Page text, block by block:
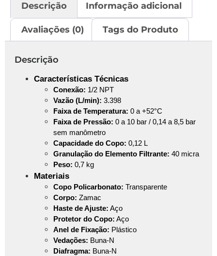
Descrição Informação adicional
Avaliações (0) Tags do Produto
Descrição
Características Técnicas
Conexão: 1/2 NPT
Vazão (L/min): 3.398
Faixa de Temperatura: 0 a +52°C
Faixa de Pressão: 0 a 10 bar / 0,14 a 8,5 bar
sem manômetro
Capacidade do Copo: 0,12 L
Granulação do Elemento Filtrante: 40 micra
Peso: 0,7 kg
Materiais
Copo Policarbonato: Transparente
Corpo: Zamac
Haste de Ajuste: Aço
Protetor do Copo: Aço
Anel de Fixação: Plástico
Vedações: Buna-N
Diafragma: Buna-N